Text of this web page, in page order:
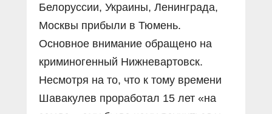
Белоруссии, Украины, Ленинграда,
Москвы прибыли в Тюмень.
Основное внимание обращено на
криминогенный Нижневартовск.
Несмотря на то, что к тому времени
Шавакулев проработал 15 лет «на